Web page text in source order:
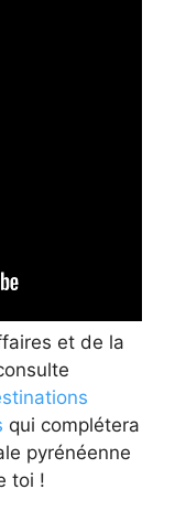
et de la
qui complétera
pyrénéenne
toi !